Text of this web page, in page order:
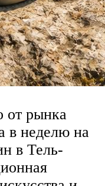
от рынка
в неделю на
в Тель-